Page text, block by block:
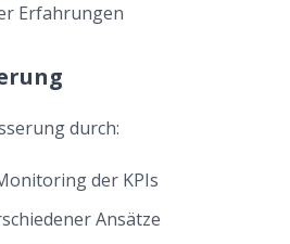
Erfahrungen
durch:
der KPIs
Ansätze